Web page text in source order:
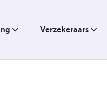
Verzekeraars